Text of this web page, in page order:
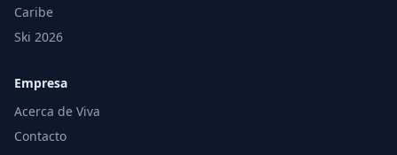
Caribe
Ski 2026
Empresa
Acerca de Viva
Contacto